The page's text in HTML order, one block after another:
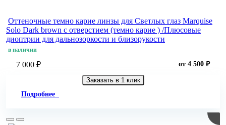
Оттеночные темно карие линзы для Светлых глаз Marquise
Solo Dark brown с отверстием (темно карие ) /Плюсовые
диоптрии для дальнозоркости и близорукости
в наличии
7 000 ₽ от 4 500 ₽
Заказать в 1 клик
Подробнее